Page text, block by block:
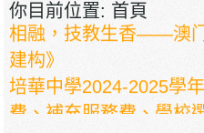
你目前位置: 首頁
相融，技教生香——澳
建构》
培華中學2024-2025學
費、補充服務費、學校